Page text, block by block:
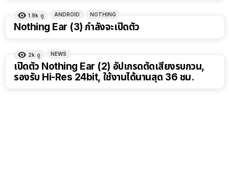
1.9k ดู ANDROID NOTHING
Nothing Ear (3) กำลังจะเปิดตัว
2k ดู NEWS
เปิดตัว Nothing Ear (2) อัปเกรดตัดเสียงรบกวน,
รองรับ Hi-Res 24bit, ใช้งานได้นานสุด 36 ชม.